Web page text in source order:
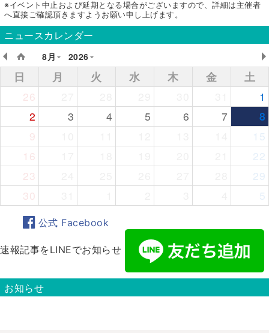
※イベント中止および延期となる場合がございますので、詳細は主催者
へ直接ご確認頂きますようお願い申し上げます。
ニュースカレンダー
8月
2026
日 月 火 水 木 金
土
26
1
2
3 4 5 6 7
8
9
15
16
22
23
29
30
5
公式 Facebook
速報記事をLINEでお知らせ
お知らせ